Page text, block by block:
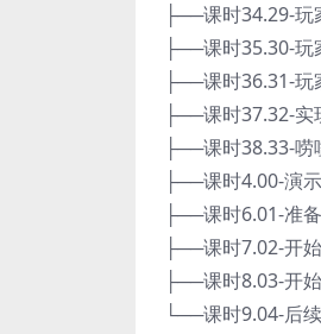
├──课时34.29-
├──课时35.30-
├──课时36.31-
├──课时37.32-
├──课时38.33-
├──课时4.00-演
├──课时6.01-准
├──课时7.02-开
├──课时8.03-开
└──课时9.04-后